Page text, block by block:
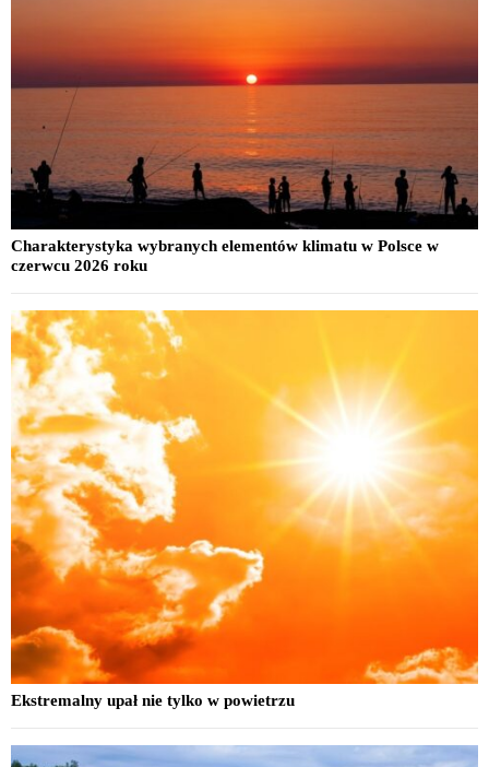
Charakterystyka wybranych elementów klimatu w Polsce w
czerwcu 2026 roku
Ekstremalny upał nie tylko w powietrzu